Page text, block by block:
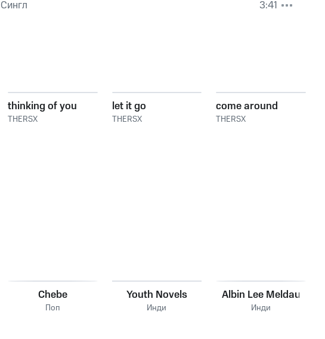
Сингл 3:41
thinking of you
THERSX
let it go
THERSX
come around
THERSX
Chebe
Поп
Youth Novels
Инди
Albin Lee Meldau
Инди